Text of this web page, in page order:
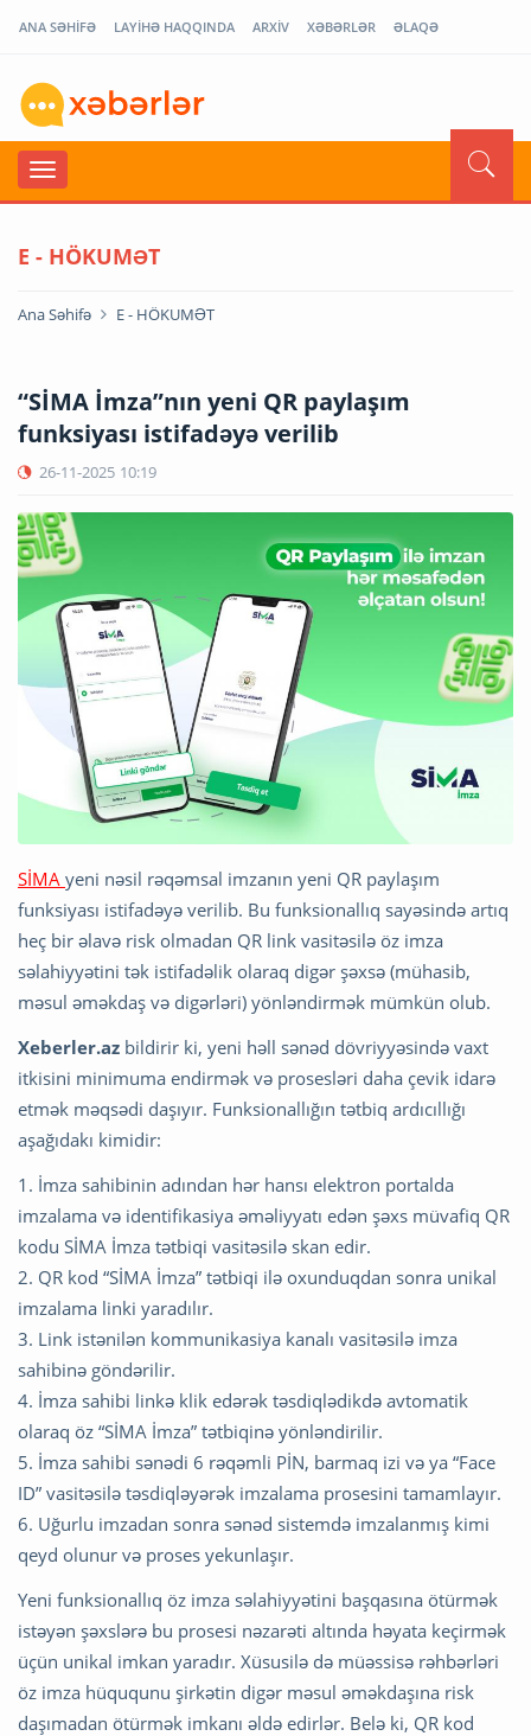
ANA SƏHİFƏ LAYİHƏ HAQQINDA ARXİV XƏBƏRLƏR ƏLAQƏ
E - HÖKUMƏT
Ana Səhifə E - HÖKUMƏT
“SİMA İmza”nın yeni QR paylaşım
funksiyası istifadəyə verilib
26-11-2025 10:19
SİMA yeni nəsil rəqəmsal imzanın yeni QR paylaşım
funksiyası istifadəyə verilib. Bu funksionallıq sayəsində artıq
heç bir əlavə risk olmadan QR link vasitəsilə öz imza
səlahiyyətini tək istifadəlik olaraq digər şəxsə (mühasib,
məsul əməkdaş və digərləri) yönləndirmək mümkün olub.
Xeberler.az bildirir ki, yeni həll sənəd dövriyyəsində vaxt
itkisini minimuma endirmək və prosesləri daha çevik idarə
etmək məqsədi daşıyır. Funksionallığın tətbiq ardıcıllığı
aşağıdakı kimidir:
1. İmza sahibinin adından hər hansı elektron portalda
imzalama və identifikasiya əməliyyatı edən şəxs müvafiq QR
kodu SİMA İmza tətbiqi vasitəsilə skan edir.
2. QR kod “SİMA İmza” tətbiqi ilə oxunduqdan sonra unikal
imzalama linki yaradılır.
3. Link istənilən kommunikasiya kanalı vasitəsilə imza
sahibinə göndərilir.
4. İmza sahibi linkə klik edərək təsdiqlədikdə avtomatik
olaraq öz “SİMA İmza” tətbiqinə yönləndirilir.
5. İmza sahibi sənədi 6 rəqəmli PİN, barmaq izi və ya “Face
ID” vasitəsilə təsdiqləyərək imzalama prosesini tamamlayır.
6. Uğurlu imzadan sonra sənəd sistemdə imzalanmış kimi
qeyd olunur və proses yekunlaşır.
Yeni funksionallıq öz imza səlahiyyətini başqasına ötürmək
istəyən şəxslərə bu prosesi nəzarəti altında həyata keçirmək
üçün unikal imkan yaradır. Xüsusilə də müəssisə rəhbərləri
öz imza hüququnu şirkətin digər məsul əməkdaşına risk
daşımadan ötürmək imkanı əldə edirlər. Belə ki, QR kod